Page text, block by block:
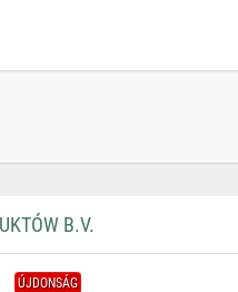
B.V.
ÚJDONSÁG